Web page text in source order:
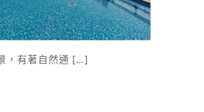
，有著自然通 […]